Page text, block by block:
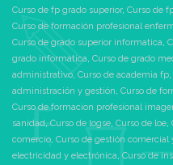
Curso de fp grado superior, Curso de
Curso de formación profesional
Curso de grado superior informatica,
grado informatica, Curso de grado
administrativo, Curso de academia fp,
administración y gestión, Curso de
Curso de formacion profesional
sanidad,Curso de logse, Curso de loe,
comercio, Curso de gestión comercial
electricidad y electrónica, Curso de